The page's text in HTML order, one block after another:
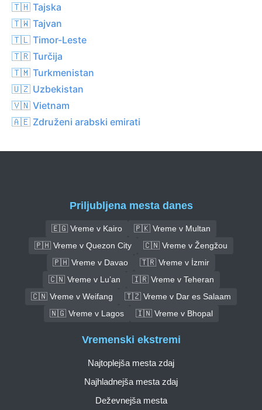
🇹🇭 Tajska
🇹🇼 Tajvan
🇹🇱 Timor-Leste
🇹🇷 Turčija
🇹🇲 Turkmenistan
🇺🇿 Uzbekistan
🇻🇳 Vietnam
🇦🇪 Združeni arabski emirati
Priljubljena mesta danes
🇪🇬 Vreme v Kairo
🇵🇰 Vreme v Multan
🇵🇭 Vreme v Quezon City
🇨🇳 Vreme v Žengžou
🇵🇭 Vreme v Davao
🇹🇷 Vreme v İzmir
🇨🇳 Vreme v Lu’an
🇮🇷 Vreme v Teheran
🇨🇳 Vreme v Weifang
🇹🇿 Vreme v Dar es Salaam
🇳🇬 Vreme v Lagos
🇮🇳 Vreme v Bhopal
Vremenski ekstremi
Najtoplejša mesta zdaj
Najhladnejša mesta zdaj
Deževnejša mesta